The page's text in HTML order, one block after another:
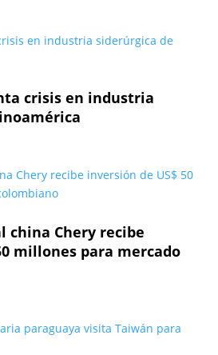
crisis en industria
Chery recibe
millones para mercado